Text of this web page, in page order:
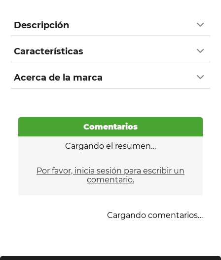
Descripción
Características
Acerca de la marca
Comentarios
Cargando el resumen…
Por favor, inicia sesión para escribir un
comentario.
Cargando comentarios…